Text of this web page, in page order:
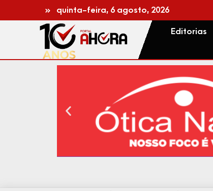
quinta-feira, 6 agosto, 2026
Editorias